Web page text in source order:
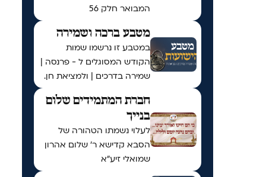
המבואר חלק 56
מטבע ברכה ושמירה
במטבע זו נרשמו שמות
הקודש המסוגלים ל - פרנסה |
שמירה בדרכים | ולמציאת חן.
חברת המתמידים שלום
בנייך
לעלוי נשמתו הטהורה של
הסבא קדישא ר' שלום אהרון
שמואלי זיע"א